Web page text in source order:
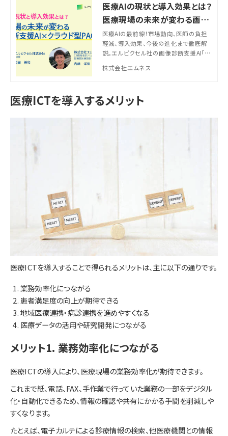
ます。 特に画像診断の領域ではAIの活用
が進んでおり、2016年には病理所見から
病理医とAIが乳がん転移の判別を競うコ
ンテストにおいて、AIは病理医を大幅に上
回る成績を上げ、話題になりました。 AIの
活用は医師の業務負担軽減や地域間格
差の是正など、さまざまなメリットが期待
される一方で、信頼性や法整備など、さま
リットやデメリット・課題、実際の活用事例
で、画像診断AIについて理解でき、有効活
医療AIの現状と導入効果とは？
医療現場の未来が変わる画像
診断支援AI×クラウド型PACS
の連携【セミナーレポート】
医療AIの最前線！市場動向、医師の負担
軽減、導入効果、今後の進化まで徹底解
説。エルピクセル社の画像診断支援AI「EI
OKREC」の連携事例も踏まえ、診断の質
株式会社エムネス
医療ICTを導入するメリット
医療ICTを導入することで得られるメリットは、主に以下の通りです。
業務効率化につながる
患者満足度の向上が期待できる
地域医療連携・病診連携を進めやすくなる
医療データの活用や研究開発につながる
メリット1. 業務効率化につながる
医療ICTの導入により、医療現場の業務効率化が期待できます。
これまで紙、電話、FAX、手作業で行っていた業務の一部をデジタル
化・自動化できるため、情報の確認や共有にかかる手間を削減しや
すくなります。
たとえば、電子カルテによる診療情報の検索、他医療機関との情報